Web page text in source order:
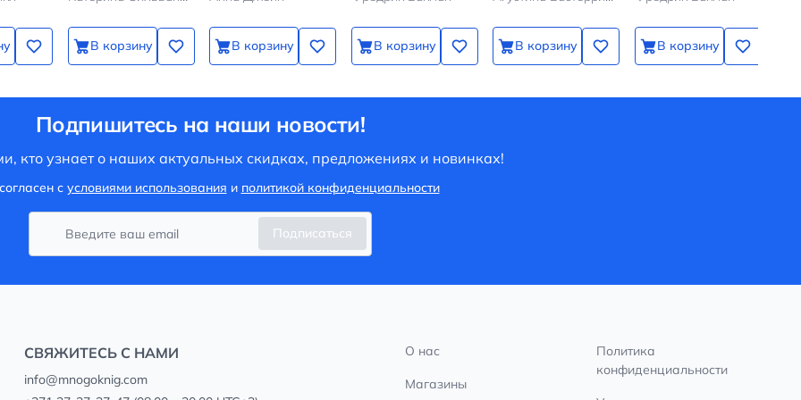
В корзину В корзину В корзину В корзину В корзину
Подпишитесь на наши новости!
кто узнает о наших актуальных скидках, предложениях и новинках!
с условиями использования и политикой конфиденциальности
Подписаться
СВЯЖИТЕСЬ С НАМИ
info@mnogoknig.com
О нас
Магазины
Политика
конфиденциальности